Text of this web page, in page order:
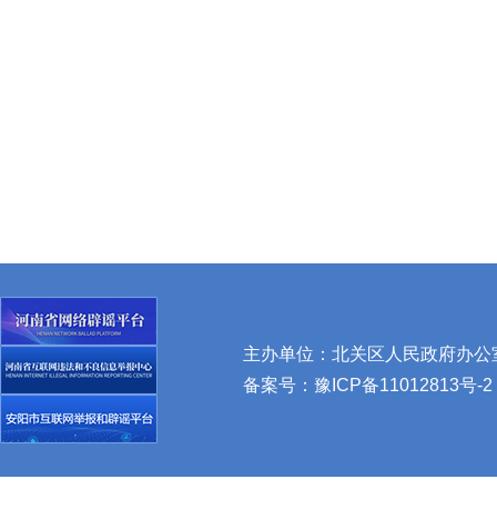
主办单位：北关区人民政府办
备案号： 豫ICP备11012813号-2